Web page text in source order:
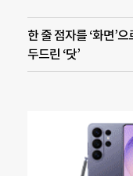
한 줄 점자를 ‘화면’
두드린 ‘닷’